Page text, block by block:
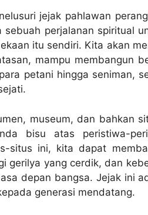
jejak pahlawan
sebuah perjalanan spiritual
itu sendiri. Kita akan
mampu membangun
petani hingga seniman,
museum, dan bahkan
bisu atas peristiwa-
situs ini, kita dapat
gerilya yang cerdik, dan
depan bangsa. Jejak ini
generasi mendatang.